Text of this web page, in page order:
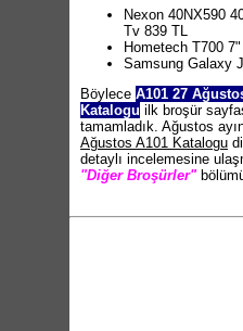
Nexon 40NX590
Tv 839 TL
Hometech T700
Samsung Galaxy
Böylece A101 27
Katalogu ilk broşür
tamamladık. Ağustos
Ağustos A101 Katalogu
detaylı incelemesine
"Diğer Broşürler"